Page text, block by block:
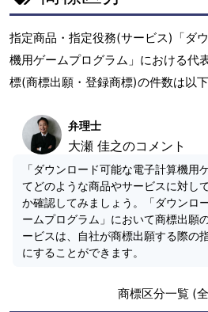
指定商品・指定役務(サービス)「ダ
機用ゲームプログラム」における代
標(商標出願・登録商標)の件数は以下
弁理士
大瀬 佳之のコメント
「ダウンロード可能な電子計算機用
てどのような商品やサービスに対し
か確認してみましょう。「ダウンロ
ームプログラム」において商標出願
ービスは、自社が商標出願する際の
にすることができます。
商標区分一覧 (